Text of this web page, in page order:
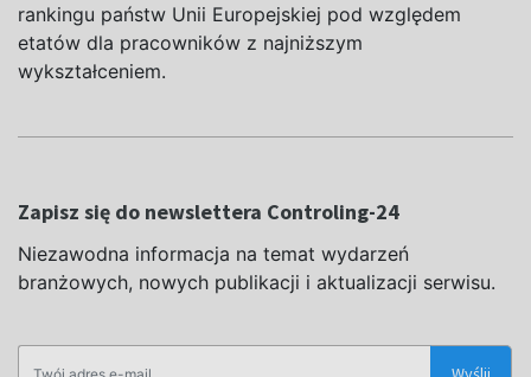
rankingu państw Unii Europejskiej pod względem
etatów dla pracowników z najniższym
wykształceniem.
Zapisz się do newslettera Controling-24
Niezawodna informacja na temat wydarzeń
branżowych, nowych publikacji i aktualizacji serwisu.